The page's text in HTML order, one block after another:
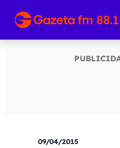
09/04/2015